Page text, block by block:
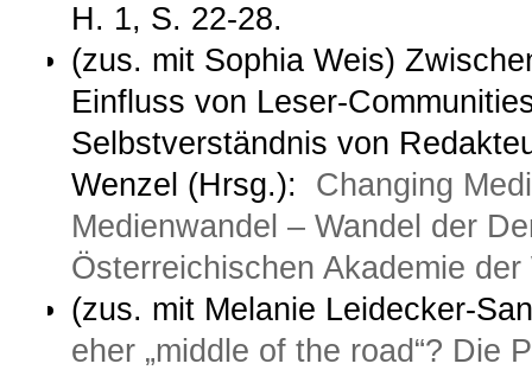
H. 1, S. 22-28.
(zus. mit Sophia Weis)
Einfluss von Leser-
Selbstverständnis von
Wenzel (Hrsg.): Changing
Medienwandel – Wandel der
Österreichischen Akademie
(zus. mit Melanie Leidecker-
eher „middle of the road“? Die